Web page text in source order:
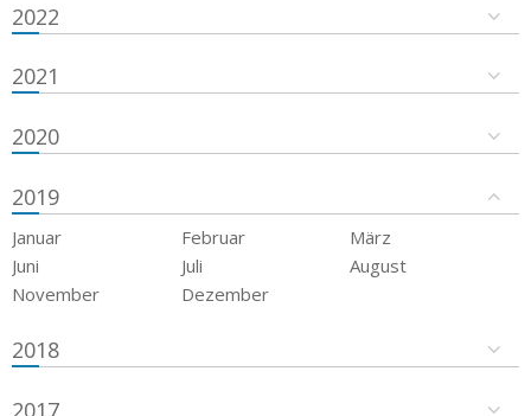
2022
2021
2020
2019
Januar Februar
März
Juni
Juli
August
November
Dezember
2018
2017